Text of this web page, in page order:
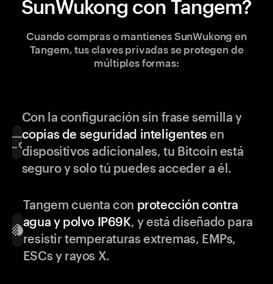
SunWukong con Tangem?
Cuando compras o mantienes SunWukong en
Tangem, tus claves privadas se protegen de
múltiples formas:
Con la configuración sin frase semilla y
copias de seguridad inteligentesen
dispositivos adicionales, tu Bitcoin está
seguro y solo tú puedes acceder a él.
Tangem cuenta con protección contra
agua y polvo IP69K, y está diseñado para
resistir temperaturas extremas, EMPs,
ESCs y rayos X.